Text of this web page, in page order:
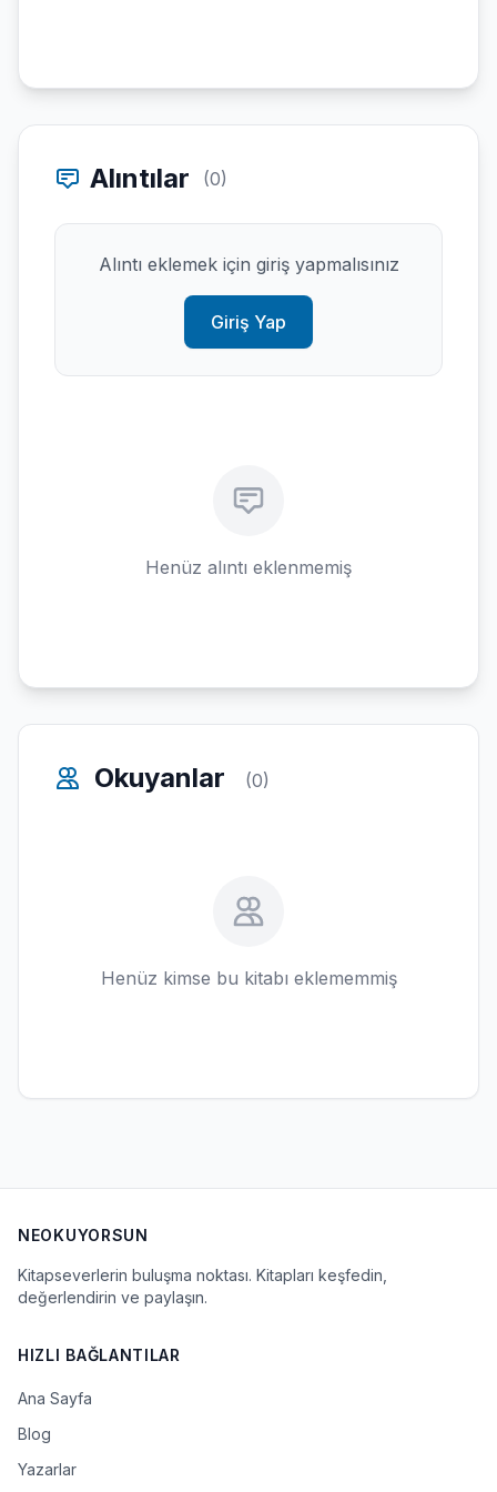
Alıntılar (0)
Alıntı eklemek için giriş yapmalısınız
Giriş Yap
Henüz alıntı eklenmemiş
Okuyanlar (0)
Henüz kimse bu kitabı eklememmiş
NEOKUYORSUN
Kitapseverlerin buluşma noktası. Kitapları keşfedin,
değerlendirin ve paylaşın.
HIZLI BAĞLANTILAR
Ana Sayfa
Blog
Yazarlar